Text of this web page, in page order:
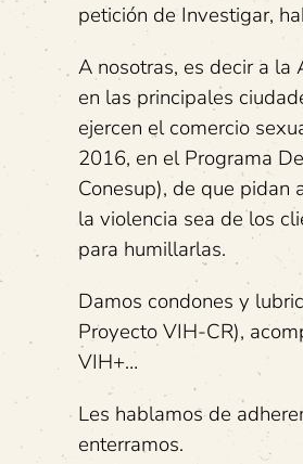
petición de Investigar,
A nosotras, es decir a la
en las principales
ejercen el comercio
2016, en el Programa
Conesup), de que pidan
la violencia sea de los
para humillarlas.
Damos condones y
Proyecto VIH-CR),
VIH+…
Les hablamos de
enterramos.